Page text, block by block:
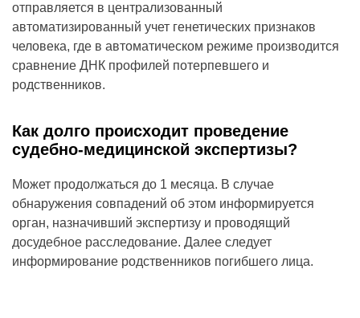
отправляется в централизованный
автоматизированный учет генетических признаков
человека, где в автоматическом режиме производится
сравнение ДНК профилей потерпевшего и
родственников.
Как долго происходит проведение
судебно-медицинской экспертизы?
Может продолжаться до 1 месяца. В случае
обнаружения совпадений об этом информируется
орган, назначивший экспертизу и проводящий
досудебное расследование. Далее следует
информирование родственников погибшего лица.